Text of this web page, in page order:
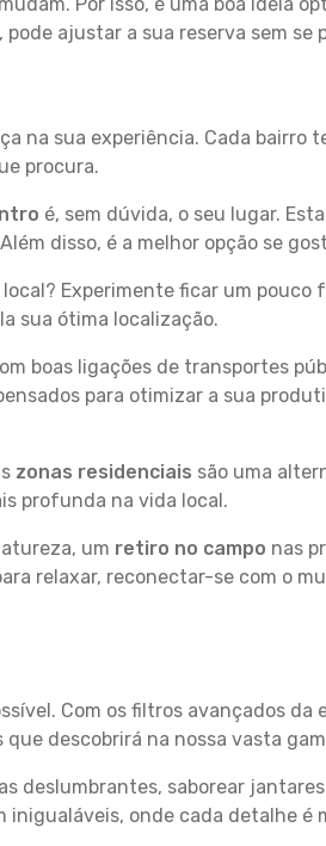
ajustar a sua reserva sem se
na sua experiência. Cada bairro
procura.
é, sem dúvida, o seu lugar.
disso, é a melhor opção se
Experimente ficar um pouco
sua ótima localização.
boas ligações de transportes
para otimizar a sua
zonas residenciais são uma
profunda na vida local.
um retiro no campo nas
relaxar, reconectar-se com o
Com os filtros avançados da
descobrirá na nossa vasta
deslumbrantes, saborear
inigualáveis, onde cada detalhe